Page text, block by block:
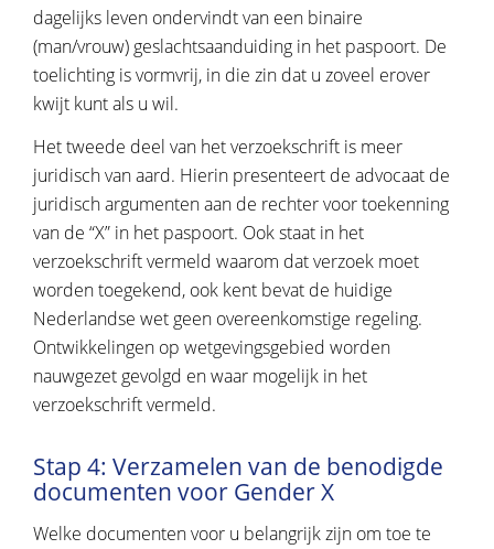
dagelijks leven ondervindt van een binaire
(man/vrouw) geslachtsaanduiding in het paspoort. De
toelichting is vormvrij, in die zin dat u zoveel erover
kwijt kunt als u wil.
Het tweede deel van het verzoekschrift is meer
juridisch van aard. Hierin presenteert de advocaat de
juridisch argumenten aan de rechter voor toekenning
van de “X” in het paspoort. Ook staat in het
verzoekschrift vermeld waarom dat verzoek moet
worden toegekend, ook kent bevat de huidige
Nederlandse wet geen overeenkomstige regeling.
Ontwikkelingen op wetgevingsgebied worden
nauwgezet gevolgd en waar mogelijk in het
verzoekschrift vermeld.
Stap 4: Verzamelen van de benodigde
documenten voor Gender X
Welke documenten voor u belangrijk zijn om toe te